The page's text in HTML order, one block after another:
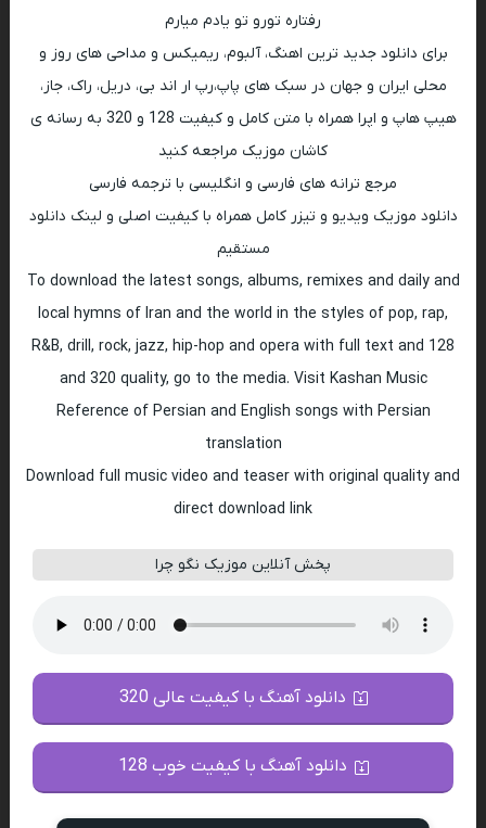
رفتاره تورو تو یادم میارم
برای دانلود جدید ترین اهنگ، آلبوم، ریمیکس و مداحی های روز و
محلی ایران و جهان در سبک های پاپ،رپ ار اند بی، دریل، راک، جاز،
هیپ هاپ و اپرا همراه با متن کامل و کیفیت 128 و 320 به رسانه ی
کاشان موزیک مراجعه کنید
مرجع ترانه های فارسی و انگلیسی با ترجمه فارسی
دانلود موزیک ویدیو و تیزر کامل همراه با کیفیت اصلی و لینک دانلود
مستقیم
To download the latest songs, albums, remixes and daily and
local hymns of Iran and the world in the styles of pop, rap,
R&B, drill, rock, jazz, hip-hop and opera with full text and 128
and 320 quality, go to the media. Visit Kashan Music
Reference of Persian and English songs with Persian
translation
Download full music video and teaser with original quality and
direct download link
پخش آنلاین موزیک نگو چرا
دانلود آهنگ با کیفیت عالی 320
دانلود آهنگ با کیفیت خوب 128